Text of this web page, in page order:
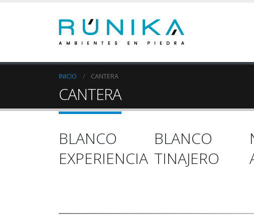
INICIO CANTERA
CANTERA
BLANCO
EXPERIENCIA
BLANCO
TINAJERO